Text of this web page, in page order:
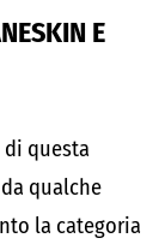
E
questa
qualche
la categoria